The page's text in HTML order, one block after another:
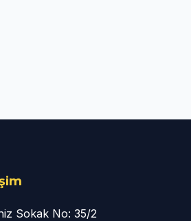
Sokak No: 35/2